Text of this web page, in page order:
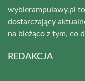
wybierampulawy.pl
dostarczający
na bieżąco z tym, co
REDAKCJA